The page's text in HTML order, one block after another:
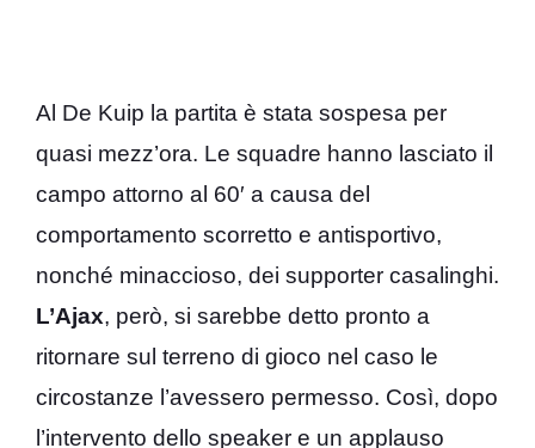
Al De Kuip la partita è stata sospesa per
quasi mezz’ora. Le squadre hanno lasciato il
campo attorno al 60′ a causa del
comportamento scorretto e antisportivo,
nonché minaccioso, dei supporter casalinghi.
L’Ajax, però, si sarebbe detto pronto a
ritornare sul terreno di gioco nel caso le
circostanze l’avessero permesso. Così, dopo
l’intervento dello speaker e un applauso